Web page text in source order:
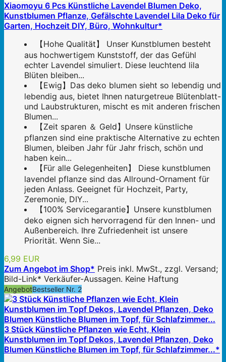
Xiaomoyu 6 Pcs Künstliche Lavendel Blumen Deko,
Kunstblumen Pflanze, Gefälschte Lavendel Lila Deko für
Garten, Hochzeit DIY, Büro, Wohnkultur*
【Hohe Qualität】 Unser Kunstblumen besteht
aus hochwertigem Kunststoff, der das Gefühl
echter Lavendel simuliert. Diese leuchtend lila
Blüten bleiben...
【Ewig】Das deko blumen sieht so lebendig und
lebendig aus, bietet Ihnen naturgetreue Blütenblatt-
und Laubstrukturen, mischt es mit anderen frischen
Blumen...
【Zeit sparen ＆ Geld】Unsere künstliche
pflanzen sind eine praktische Alternative zu echten
Blumen, bleiben Jahr für Jahr frisch, schön und
haben kein...
【Für alle Gelegenheiten】 Diese kunstblumen
lavendel pflanze sind das Allround-Ornament für
jeden Anlass. Geeignet für Hochzeit, Party,
Zeremonie, DIY...
【100% Servicegarantie】Unsere kunstblumen
deko eignen sich hervorragend für den Innen- und
Außenbereich. Ihre Zufriedenheit ist unsere
Priorität. Wenn Sie...
6,99 EUR
Zum Angebot im Shop* Preis inkl. MwSt., zzgl. Versand;
Bild-Link* Verkäufer-Aussagen. Keine Haftung
AngebotBestseller Nr. 2
3 Stück Künstliche Pflanzen wie Echt, Klein
Kunstblumen im Topf Dekos, Lavendel Pflanzen, Deko
Blumen Künstliche Blumen im Topf, für Schlafzimmer...*